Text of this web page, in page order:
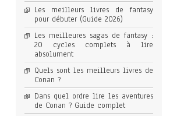
Les meilleurs livres de fantasy
pour débuter (Guide 2026)
Les meilleures sagas de fantasy :
20 cycles complets à lire
absolument
Quels sont les meilleurs livres de
Conan ?
Dans quel ordre lire les aventures
de Conan ? Guide complet